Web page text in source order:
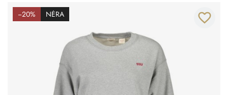
−20% NĖRA favorite_border